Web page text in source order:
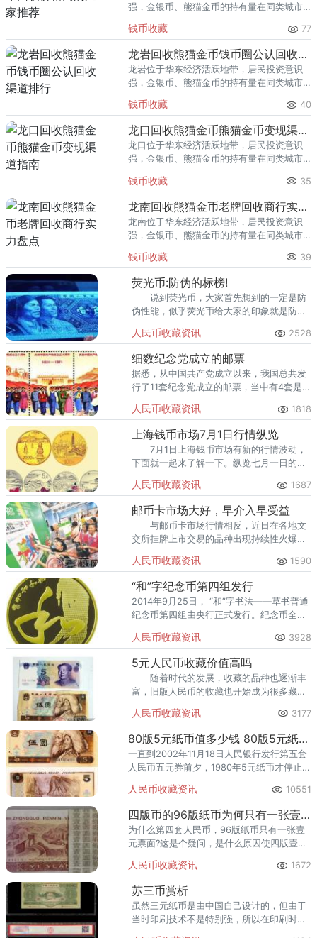
强，金银币、熊猫金币的持有量在同类城市
熊猫金币的需求就明显升温，但鱼龙混杂的
回收渠道里，能精准识别版别溢
钱币收藏 77
龙岩回收熊猫金币钱币圈公认回收渠道排行
龙岩位于华东经济活跃地带，居民投资意识
强，金银币、熊猫金币的持有量在同类城市
熊猫金币的需求就明显升温，但鱼龙混杂的
回收渠道里，能精准识别版别溢
钱币收藏 40
龙口回收熊猫金币熊猫金币变现渠道指南
龙口位于华东经济活跃地带，居民投资意识
强，金银币、熊猫金币的持有量在同类城市
熊猫金币的需求就明显升温，但鱼龙混杂的
回收渠道里，能精准识别版别溢
钱币收藏 35
龙南回收熊猫金币老牌回收商行实力盘点
龙南位于华东经济活跃地带，居民投资意识
强，金银币、熊猫金币的持有量在同类城市
熊猫金币的需求就明显升温，但鱼龙混杂的
回收渠道里，能精准识别版别溢
钱币收藏 39
荧光币:防伪的标榜!
说到荧光币，大家首先想到的一定是防
伪性能，似乎荧光币给大家的印象就是防伪
套人民币中，它是从四版币开始应用的。
人民币收藏资讯 2528
细数纪念党成立的邮票
据悉，从中国共产党成立以来，我国总共发
行了11套纪念党成立的邮票，当中有4套是在
人民币收藏资讯 1818
上海钱币市场7月1日行情纵览
7月1日上海钱币市场有新的行情波动，
下面就一起来了解一下。纵览七月一日的上
有所突破，其他的钱币品种也有不同的表
现。
人民币收藏资讯 1687
邮币卡市场大好，早介入早受益
与邮币卡市场行情相反，近日在各地文
交所挂牌上市交易的品种出现持续性火爆的
人民币收藏资讯 1590
“和”字纪念币第四组发行
2014年9月25日， “和”字书法——草书普通
纪念币第四组由央行正式发行。纪念币全套
枚。 这枚草书“和”字纪念币的直径是30
毫米，材质为黄铜合金。
人民币收藏资讯 3928
5元人民币收藏价值高吗
随着时代的发展，收藏的品种也逐渐丰
富，旧版人民币的收藏也开始成为很多藏友
人民币收藏资讯 3177
80版5元纸币值多少钱 80版5元纸币价格
一直到2002年11月18日人民银行发行第五套
人民币五元券前夕，1980年5元纸币才停止印
人民币收藏资讯 10551
四版币的96版纸币为何只有一张壹元票面？
为什么第四套人民币，96版纸币只有一张壹
元票面?这是个疑问，是什么原因使四版壹元
961壹元票面?
人民币收藏资讯 1672
苏三币赏析
虽然三元纸币是由中国自己设计的，但由于
当时印刷技术不是特别强，所以在印刷时只